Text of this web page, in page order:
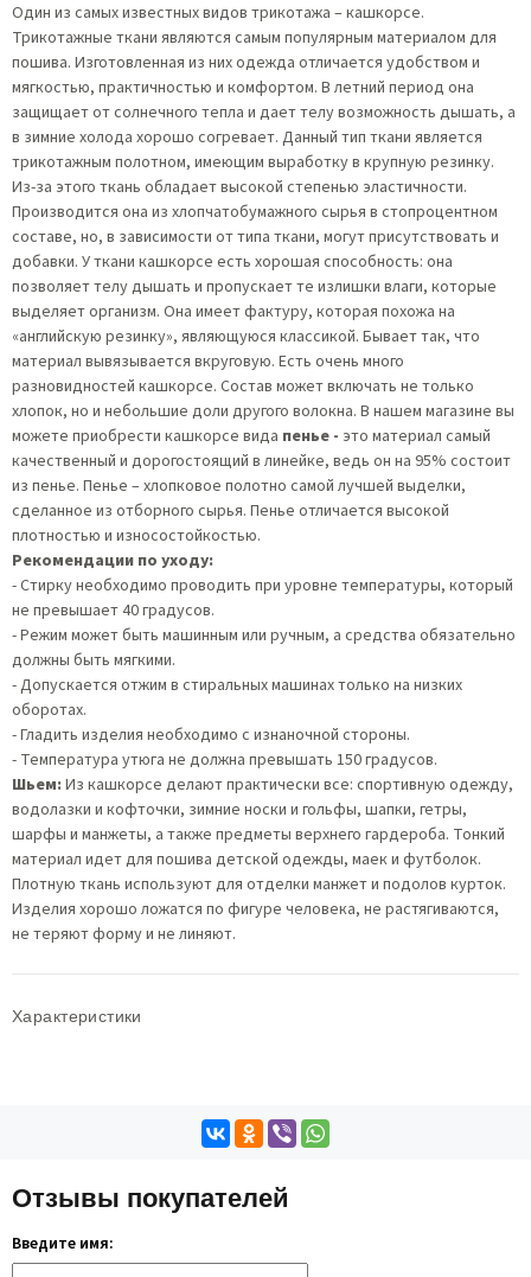
Один из самых известных видов трикотажа – кашкорсе.
Трикотажные ткани являются самым популярным материалом для
пошива. Изготовленная из них одежда отличается удобством и
мягкостью, практичностью и комфортом. В летний период она
защищает от солнечного тепла и дает телу возможность дышать, а
в зимние холода хорошо согревает. Данный тип ткани является
трикотажным полотном, имеющим выработку в крупную резинку.
Из-за этого ткань обладает высокой степенью эластичности.
Производится она из хлопчатобумажного сырья в стопроцентном
составе, но, в зависимости от типа ткани, могут присутствовать и
добавки. У ткани кашкорсе есть хорошая способность: она
позволяет телу дышать и пропускает те излишки влаги, которые
выделяет организм. Она имеет фактуру, которая похожа на
«английскую резинку», являющуюся классикой. Бывает так, что
материал вывязывается вкруговую. Есть очень много
разновидностей кашкорсе. Состав может включать не только
хлопок, но и небольшие доли другого волокна. В нашем магазине вы
можете приобрести кашкорсе вида пенье - это материал самый
качественный и дорогостоящий в линейке, ведь он на 95% состоит
из пенье. Пенье – хлопковое полотно самой лучшей выделки,
сделанное из отборного сырья. Пенье отличается высокой
плотностью и износостойкостью.
Рекомендации по уходу:
- Стирку необходимо проводить при уровне температуры, который
не превышает 40 градусов.
- Режим может быть машинным или ручным, а средства обязательно
должны быть мягкими.
- Допускается отжим в стиральных машинах только на низких
оборотах.
- Гладить изделия необходимо с изнаночной стороны.
- Температура утюга не должна превышать 150 градусов.
Шьем:Из кашкорсе делают практически все: спортивную одежду,
водолазки и кофточки, зимние носки и гольфы, шапки, гетры,
шарфы и манжеты, а также предметы верхнего гардероба. Тонкий
материал идет для пошива детской одежды, маек и футболок.
Плотную ткань используют для отделки манжет и подолов курток.
Изделия хорошо ложатся по фигуре человека, не растягиваются,
не теряют форму и не линяют.
Характеристики
Отзывы покупателей
Введите имя: